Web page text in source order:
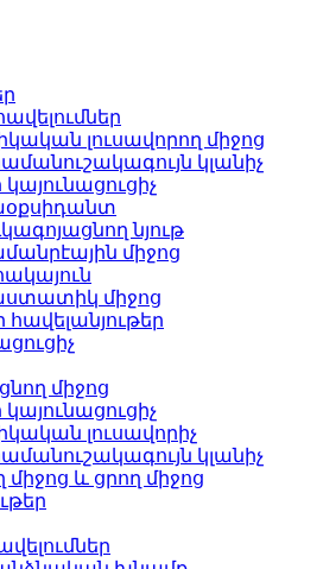
լուսավորող միջոց
կլանիչ
կայունացուցիչ
նյութ
միջոց
միջոց
հավելանյութեր
միջոց
կայունացուցիչ
լուսավորիչ
կլանիչ
միջոց և ցրող միջոց